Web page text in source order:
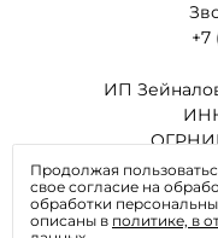
+7
ИП
Все
Продолжая
свое согласие на
обработки
описаны в политике, в